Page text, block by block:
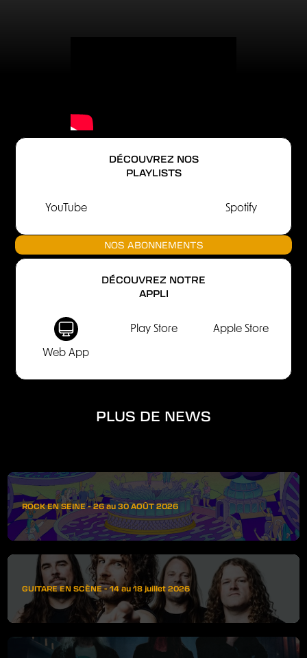
DÉCOUVREZ NOS
PLAYLISTS
YouTube Spotify
NOS ABONNEMENTS
DÉCOUVREZ NOTRE
APPLI
Web App
Play Store Apple Store
PLUS DE NEWS
ROCK EN SEINE - 26 au 30 AOÛT 2026
GUITARE EN SCÈNE - 14 au 18 juillet 2026